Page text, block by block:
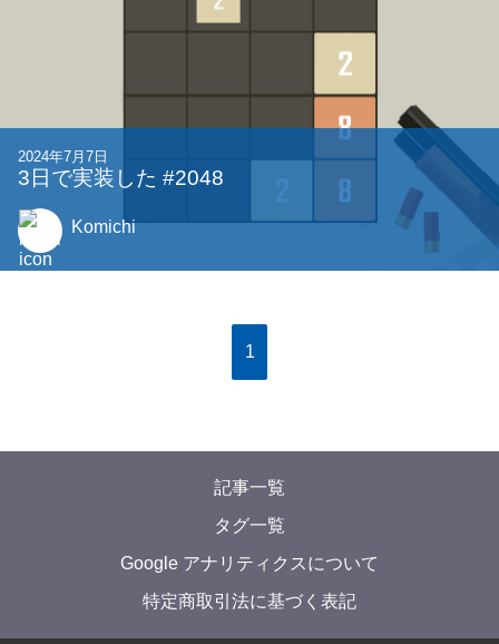
2024年7月7日
3日で実装した #2048
Komichi
1
記事一覧
タグ一覧
Google アナリティクスについて
特定商取引法に基づく表記